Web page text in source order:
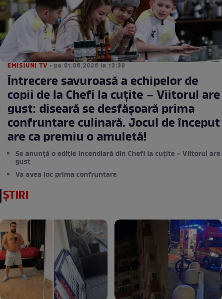
EMISIUNI TV • pe 01.06.2026 la 13:39
Întrecere savuroasă a echipelor de
copii de la Chefi la cuțite – Viitorul are
gust: diseară se desfășoară prima
confruntare culinară. Jocul de început
are ca premiu o amuletă!
Se anunță o ediție incendiară din Chefi la cuțite - Viitorul are
gust
Va avea loc prima confruntare
ȘTIRI